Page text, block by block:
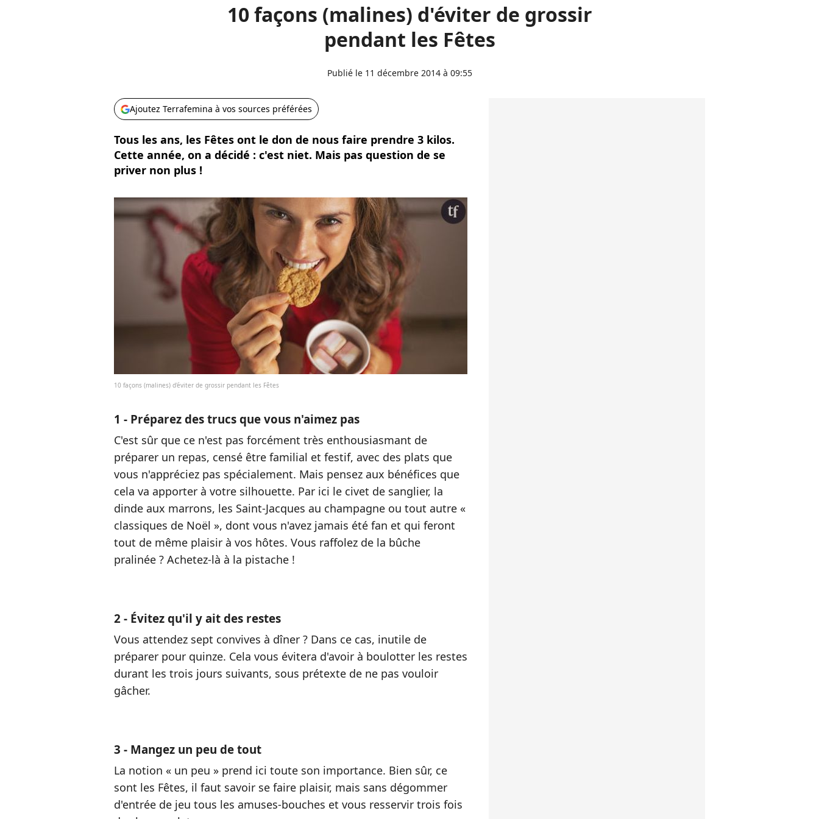
10 façons (malines) d'éviter de grossir
pendant les Fêtes
Publié le 11 décembre 2014 à 09:55
Ajoutez Terrafemina à vos sources préférées
Tous les ans, les Fêtes ont le don de nous faire prendre 3 kilos.
Cette année, on a décidé : c'est niet. Mais pas question de se
priver non plus !
10 façons (malines) d'éviter de grossir pendant les Fêtes
1 - Préparez des trucs que vous n'aimez pas
C'est sûr que ce n'est pas forcément très enthousiasmant de
préparer un repas, censé être familial et festif, avec des plats que
vous n'appréciez pas spécialement. Mais pensez aux bénéfices que
cela va apporter à votre silhouette. Par ici le civet de sanglier, la
dinde aux marrons, les Saint-Jacques au champagne ou tout autre «
classiques de Noël », dont vous n'avez jamais été fan et qui feront
tout de même plaisir à vos hôtes. Vous raffolez de la bûche
pralinée ? Achetez-là à la pistache !
2 - Évitez qu'il y ait des restes
Vous attendez sept convives à dîner ? Dans ce cas, inutile de
préparer pour quinze. Cela vous évitera d'avoir à boulotter les restes
durant les trois jours suivants, sous prétexte de ne pas vouloir
gâcher.
3 - Mangez un peu de tout
La notion « un peu » prend ici toute son importance. Bien sûr, ce
sont les Fêtes, il faut savoir se faire plaisir, mais sans dégommer
d'entrée de jeu tous les amuses-bouches et vous resservir trois fois